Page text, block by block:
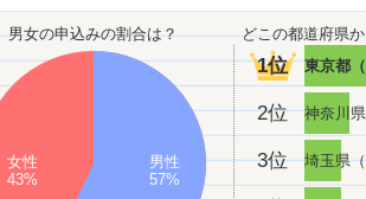
年04月 全国で男性のその他に人気のランキ
年01月 北海道・東北で女性のフリーター
年12月 北海道・東北で女性のその他に人気
年12月 北海道・東北で女性の社会人に人気
年12月 北海道・東北で男性の社会人に人
男女の申込みの割合は？
男性
57%
女性
43%
どこの都道府県
1位 東京都
2位 神奈川
3位 埼玉県